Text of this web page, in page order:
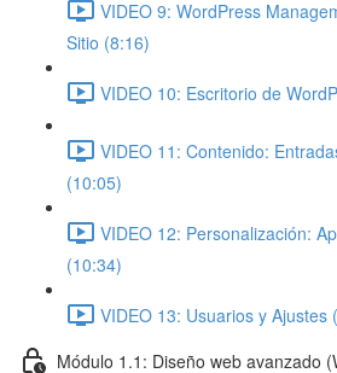
VIDEO 9: WordPress
Sitio (8:16)
VIDEO 10: Escritorio de
VIDEO 11: Contenido:
(10:05)
VIDEO 12: Personalización:
(10:34)
VIDEO 13: Usuarios y Ajustes
Módulo 1.1: Diseño web avanzado